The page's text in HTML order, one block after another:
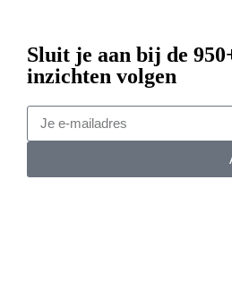
Sluit je aan bij de
inzichten volgen